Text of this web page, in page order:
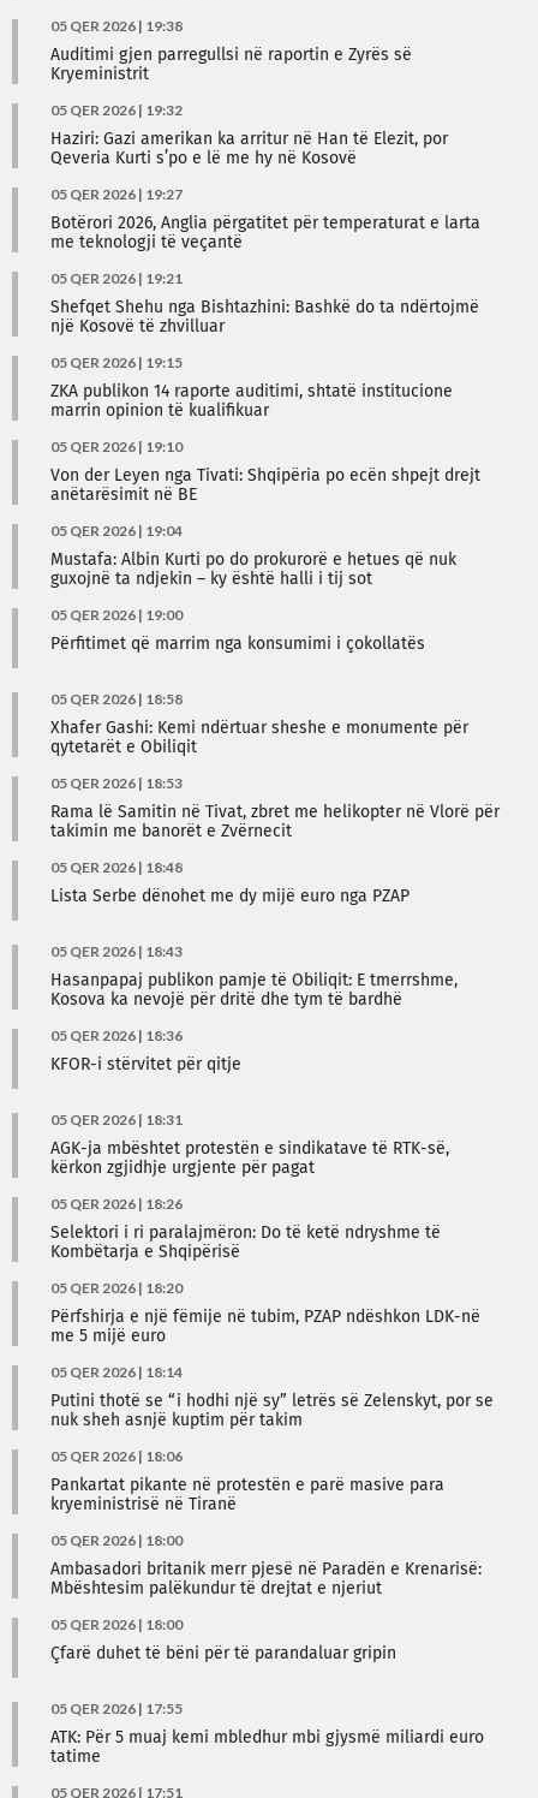
05 QER 2026 | 19:38
Auditimi gjen parregullsi në raportin e Zyrës së
Kryeministrit
05 QER 2026 | 19:32
Haziri: Gazi amerikan ka arritur në Han të Elezit, por
Qeveria Kurti s’po e lë me hy në Kosovë
05 QER 2026 | 19:27
Botërori 2026, Anglia përgatitet për temperaturat e larta
me teknologji të veçantë
05 QER 2026 | 19:21
Shefqet Shehu nga Bishtazhini: Bashkë do ta ndërtojmë
një Kosovë të zhvilluar
05 QER 2026 | 19:15
ZKA publikon 14 raporte auditimi, shtatë institucione
marrin opinion të kualifikuar
05 QER 2026 | 19:10
Von der Leyen nga Tivati: Shqipëria po ecën shpejt drejt
anëtarësimit në BE
05 QER 2026 | 19:04
Mustafa: Albin Kurti po do prokurorë e hetues që nuk
guxojnë ta ndjekin – ky është halli i tij sot
05 QER 2026 | 19:00
Përfitimet që marrim nga konsumimi i çokollatës
05 QER 2026 | 18:58
Xhafer Gashi: Kemi ndërtuar sheshe e monumente për
qytetarët e Obiliqit
05 QER 2026 | 18:53
Rama lë Samitin në Tivat, zbret me helikopter në Vlorë për
takimin me banorët e Zvërnecit
05 QER 2026 | 18:48
Lista Serbe dënohet me dy mijë euro nga PZAP
05 QER 2026 | 18:43
Hasanpapaj publikon pamje të Obiliqit: E tmerrshme,
Kosova ka nevojë për dritë dhe tym të bardhë
05 QER 2026 | 18:36
KFOR-i stërvitet për qitje
05 QER 2026 | 18:31
AGK-ja mbështet protestën e sindikatave të RTK-së,
kërkon zgjidhje urgjente për pagat
05 QER 2026 | 18:26
Selektori i ri paralajmëron: Do të ketë ndryshme të
Kombëtarja e Shqipërisë
05 QER 2026 | 18:20
Përfshirja e një fëmije në tubim, PZAP ndëshkon LDK-në
me 5 mijë euro
05 QER 2026 | 18:14
Putini thotë se “i hodhi një sy” letrës së Zelenskyt, por se
nuk sheh asnjë kuptim për takim
05 QER 2026 | 18:06
Pankartat pikante në protestën e parë masive para
kryeministrisë në Tiranë
05 QER 2026 | 18:00
Ambasadori britanik merr pjesë në Paradën e Krenarisë:
Mbështesim palëkundur të drejtat e njeriut
05 QER 2026 | 18:00
Çfarë duhet të bëni për të parandaluar gripin
05 QER 2026 | 17:55
ATK: Për 5 muaj kemi mbledhur mbi gjysmë miliardi euro
tatime
05 QER 2026 | 17:51